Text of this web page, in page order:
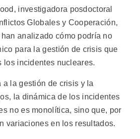
investigadora posdoctoral
Globales y Cooperación,
analizado cómo podría no
para la gestión de crisis que
los incidentes nucleares.
a la gestión de crisis y la
la dinámica de los incidentes
no es monolítica, sino que, por
variaciones en los resultados.